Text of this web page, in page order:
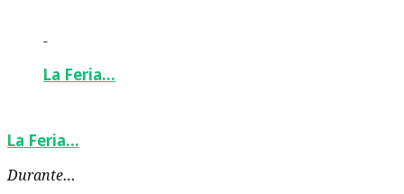
-
La Feria…
La Feria…
Durante…